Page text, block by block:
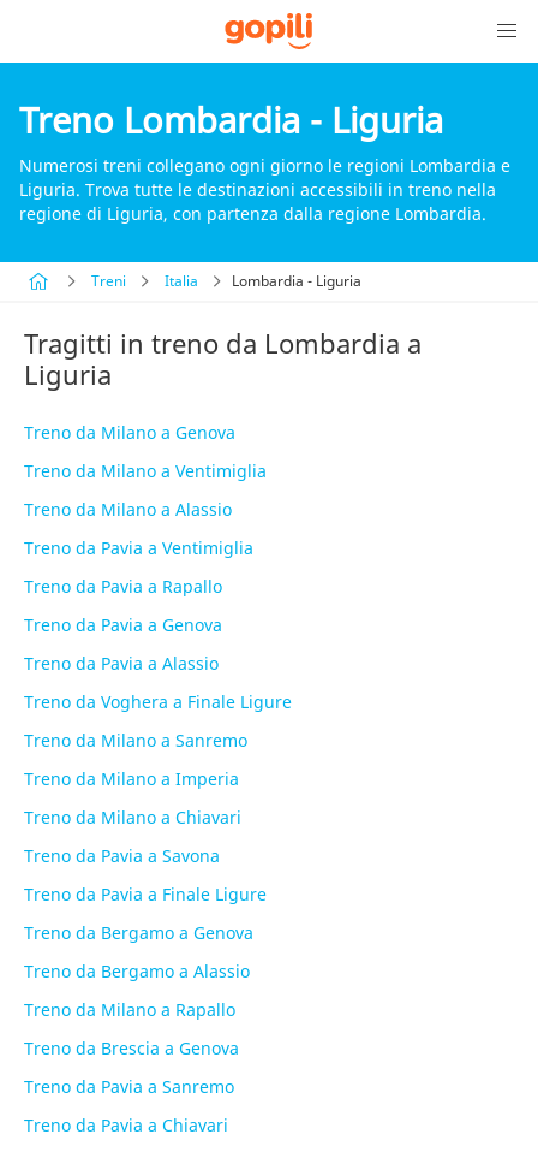
Treno Lombardia - Liguria
Numerosi treni collegano ogni giorno le regioni Lombardia e
Liguria. Trova tutte le destinazioni accessibili in treno nella
regione di Liguria, con partenza dalla regione Lombardia.
Treni Italia Lombardia - Liguria
Tragitti in treno da Lombardia a
Liguria
Treno da Milano a Genova
Treno da Milano a Ventimiglia
Treno da Milano a Alassio
Treno da Pavia a Ventimiglia
Treno da Pavia a Rapallo
Treno da Pavia a Genova
Treno da Pavia a Alassio
Treno da Voghera a Finale Ligure
Treno da Milano a Sanremo
Treno da Milano a Imperia
Treno da Milano a Chiavari
Treno da Pavia a Savona
Treno da Pavia a Finale Ligure
Treno da Bergamo a Genova
Treno da Bergamo a Alassio
Treno da Milano a Rapallo
Treno da Brescia a Genova
Treno da Pavia a Sanremo
Treno da Pavia a Chiavari